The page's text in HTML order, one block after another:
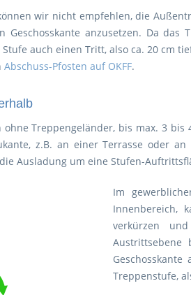
wir nicht empfehlen, die
anzusetzen. Da das
auch einen Tritt, also ca. 20 cm
Abschuss-Pfosten auf OKFF.
Treppengeländer, bis max. 3
z.B. an einer Terrasse oder an
Ausladung um eine Stufen-
Im
Innenbereich,
verkürzen
Treppenstufe,